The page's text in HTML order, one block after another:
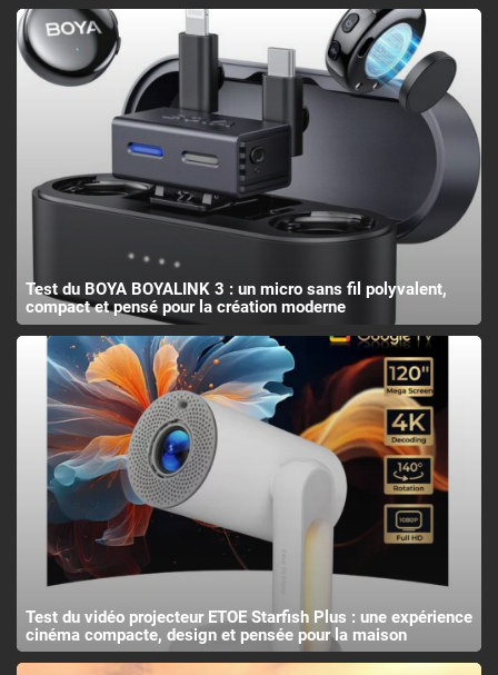
Test du BOYA BOYALINK 3 : un micro sans fil polyvalent,
compact et pensé pour la création moderne
Test du vidéo projecteur ETOE Starfish Plus : une expérience
cinéma compacte, design et pensée pour la maison